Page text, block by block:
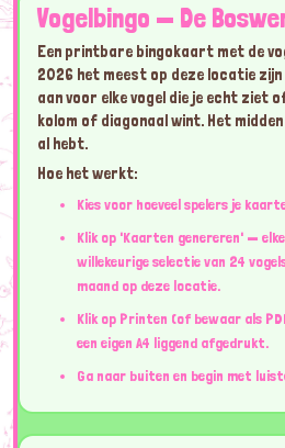
Vogelbingo — De
Een printbare bingokaart met de
2026 het meest op deze locatie zijn
aan voor elke vogel die je echt ziet
kolom of diagonaal wint. Het
al hebt.
Hoe het werkt:
Kies voor hoeveel spelers je
Klik op 'Kaarten genereren' —
willekeurige selectie van 24
maand op deze locatie.
Klik op Printen (of bewaar als
een eigen A4 liggend afgedrukt.
Ga naar buiten en begin met